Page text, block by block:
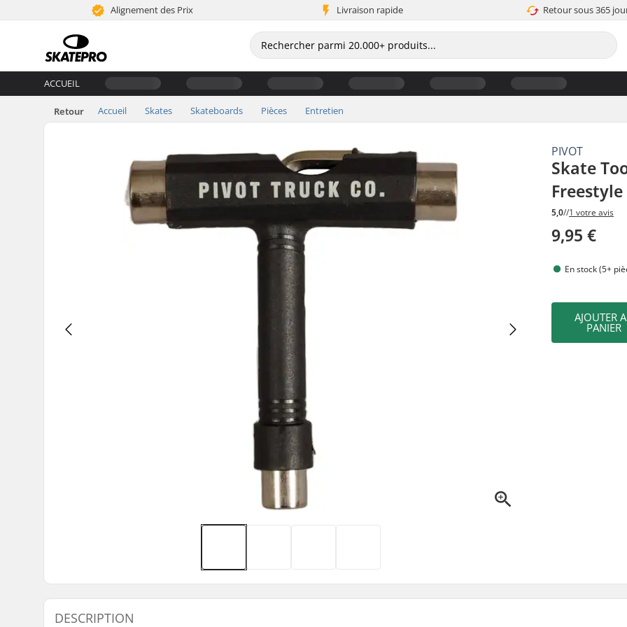
Alignement des Prix Livraison rapide Retour sous 365
ACCUEIL
Retour Accueil Skates Skateboards Pièces Entretien
PIVOT
Skate
Freestyle
5,0//1 votre avis
9,95 €
En stock (5+
AJOUTER
PANIER
DESCRIPTION